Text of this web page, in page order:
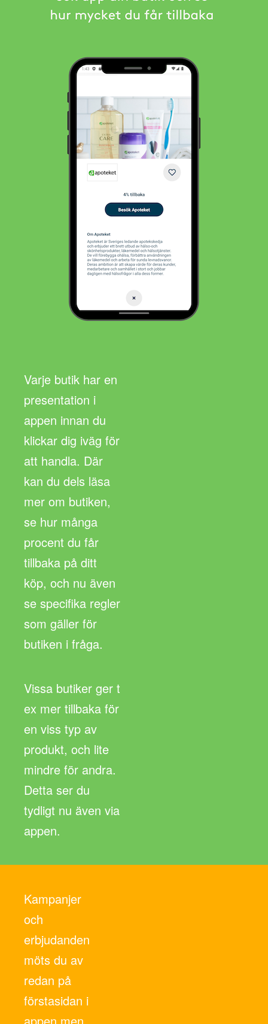
Varje butik har en
presentation i
appen innan du
klickar dig iväg för
att handla. Där
kan du dels läsa
mer om butiken,
se hur många
procent du får
tillbaka på ditt
köp, och nu även
se specifika regler
som gäller för
butiken i fråga.
Vissa butiker ger t
ex mer tillbaka för
en viss typ av
produkt, och lite
mindre för andra.
Detta ser du
tydligt nu även via
appen.
Kampanjer
och
erbjudanden
möts du av
redan på
förstasidan i